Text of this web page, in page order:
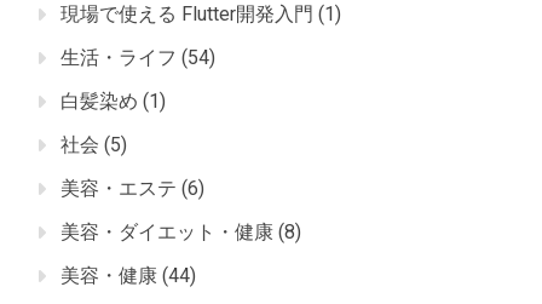
現場で使える Flutter開発入門 (1)
生活・ライフ (54)
白髪染め (1)
社会 (5)
美容・エステ (6)
美容・ダイエット・健康 (8)
美容・健康 (44)